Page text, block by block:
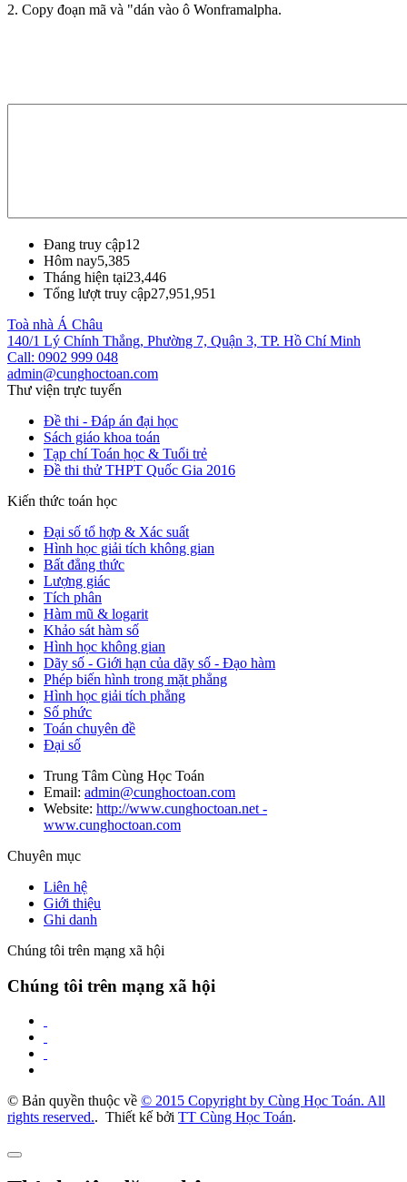
2. Copy đoạn mã và "dán vào ô Wonframalpha.
Đang truy cập12
Hôm nay5,385
Tháng hiện tại23,446
Tổng lượt truy cập27,951,951
Toà nhà Á Châu
140/1 Lý Chính Thắng, Phường 7, Quận 3, TP. Hồ Chí Minh
Call: 0902 999 048
admin@cunghoctoan.com
Thư viện trực tuyến
Đề thi - Đáp án đại học
Sách giáo khoa toán
Tạp chí Toán học & Tuổi trẻ
Đề thi thử THPT Quốc Gia 2016
Kiến thức toán học
Đại số tổ hợp & Xác suất
Hình học giải tích không gian
Bất đẳng thức
Lượng giác
Tích phân
Hàm mũ & logarit
Khảo sát hàm số
Hình học không gian
Dãy số - Giới hạn của dãy số - Đạo hàm
Phép biến hình trong mặt phẳng
Hình học giải tích phẳng
Số phức
Toán chuyên đề
Đại số
Trung Tâm Cùng Học Toán
Email: admin@cunghoctoan.com
Website: http://www.cunghoctoan.net -
www.cunghoctoan.com
Chuyên mục
Liên hệ
Giới thiệu
Ghi danh
Chúng tôi trên mạng xã hội
Chúng tôi trên mạng xã hội
© Bản quyền thuộc về © 2015 Copyright by Cùng Học Toán. All
rights reserved.. Thiết kế bởi TT Cùng Học Toán.